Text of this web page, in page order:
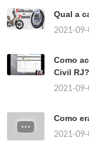
Qual a
2021-
Como
Civil RJ?
2021-
Como
2021-